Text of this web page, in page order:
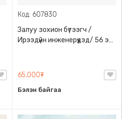
Код: 607830
Залуу зохион бүтээгч /
Ирээдүйн инженерүүдэд/ 56 эд
65,000₮
Бэлэн байгаа